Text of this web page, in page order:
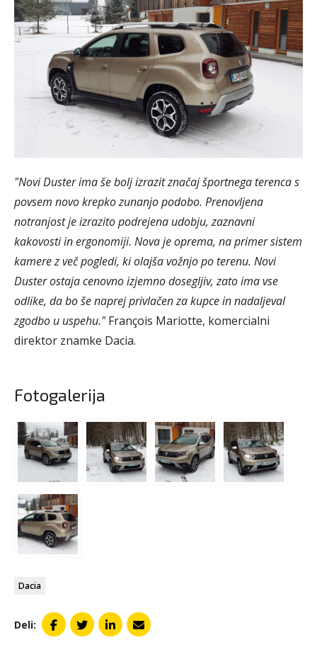
"Novi Duster ima še bolj izrazit značaj športnega terenca s
povsem novo krepko zunanjo podobo. Prenovljena
notranjost je izrazito podrejena udobju, zaznavni
kakovosti in ergonomiji. Nova je oprema, na primer sistem
kamere z več pogledi, ki olajša vožnjo po terenu. Novi
Duster ostaja cenovno izjemno dosegljiv, zato ima vse
odlike, da bo še naprej privlačen za kupce in nadaljeval
zgodbo u uspehu."François Mariotte, komercialni
direktor znamke Dacia.
Fotogalerija
Dacia
Deli: